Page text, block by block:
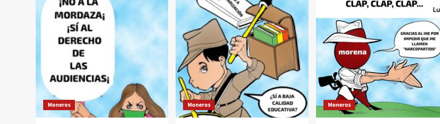
Moneros Moneros Moneros